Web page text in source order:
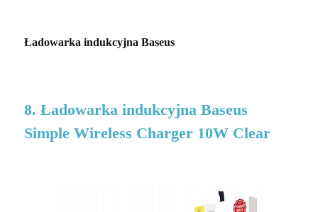
Ładowarka indukcyjna Baseus
8. Ładowarka indukcyjna Baseus
Simple Wireless Charger 10W Clear